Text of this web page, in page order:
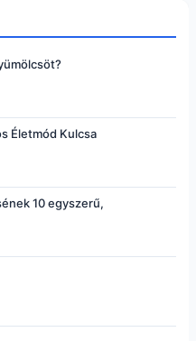
Életmód Kulcsa
10 egyszerű,